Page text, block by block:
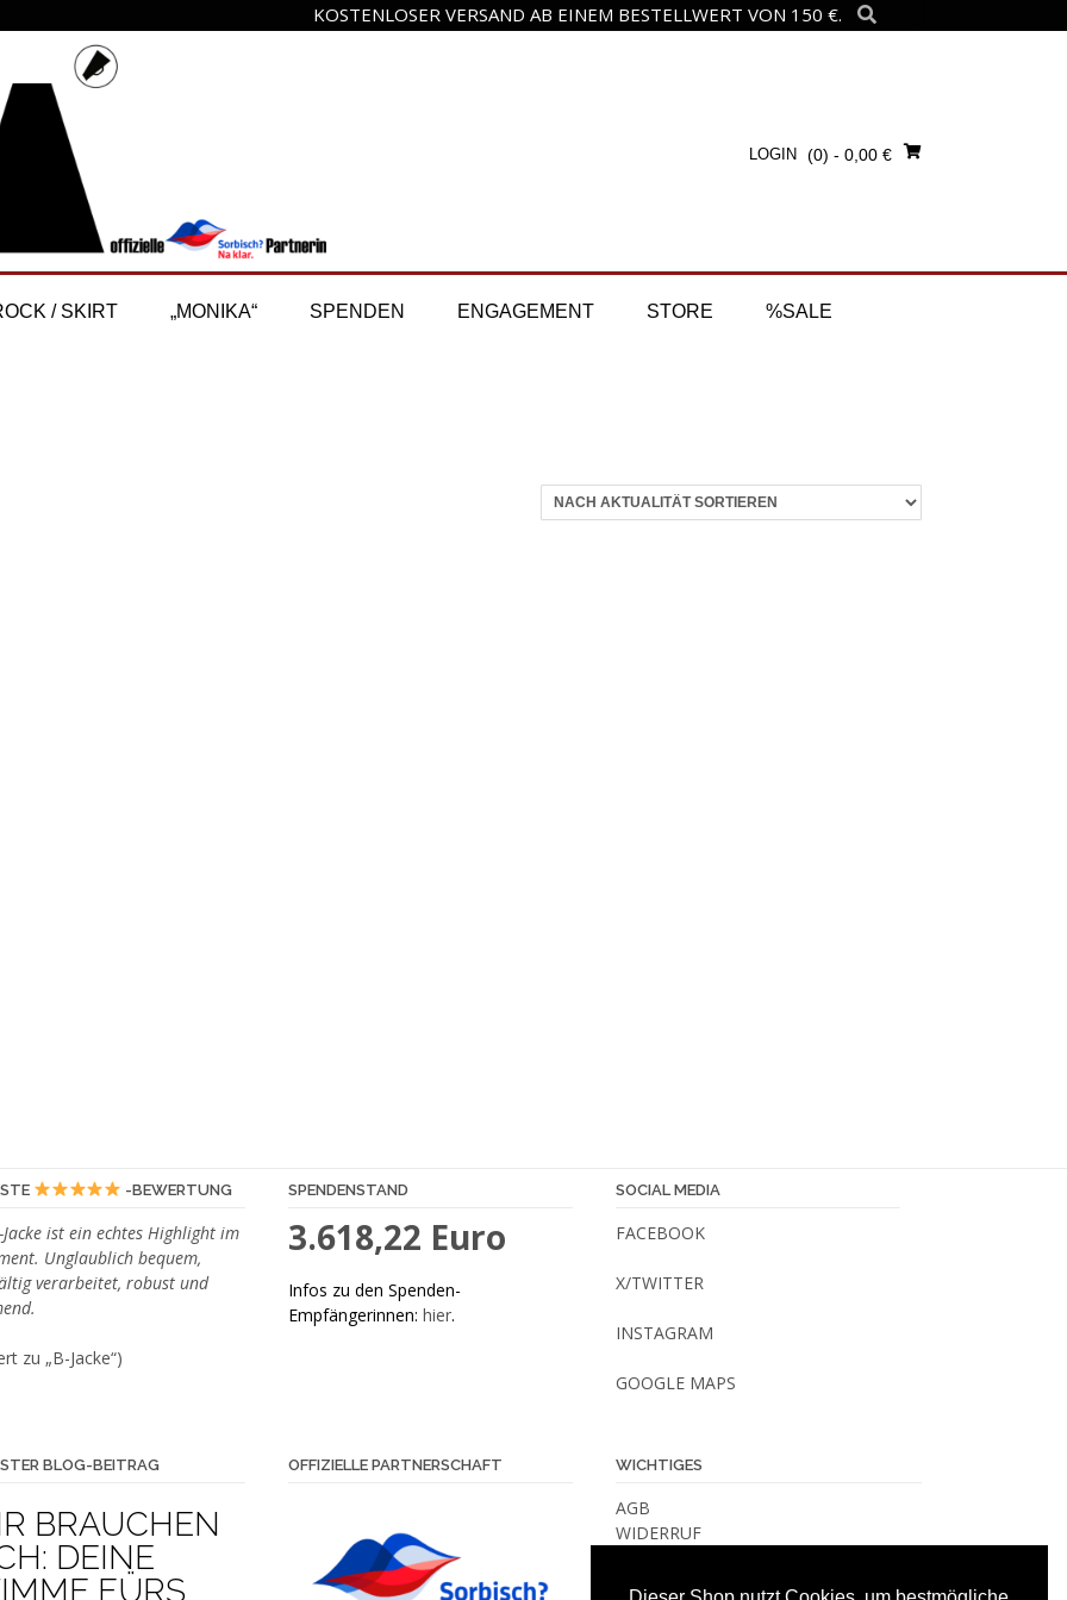
KOSTENLOSER VERSAND AB EINEM BESTELLWERT VON 150 €.
LOGIN (0) - 0,00 €
/ SKIRT „MONIKA“ SPENDEN ENGAGEMENT STORE %SALE
-BEWERTUNG
Jacke ist ein echtes Highlight im
Unglaublich bequem,
verarbeitet, robust und
zu „B-Jacke“)
SPENDENSTAND
3.618,22 Euro
Infos zu den Spenden-
Empfängerinnen: hier.
SOCIAL MEDIA
FACEBOOK
X/TWITTER
INSTAGRAM
GOOGLE MAPS
BLOG-BEITRAG
BRAUCHEN
DEINE
FÜRS
OFFIZIELLE PARTNERSCHAFT WICHTIGES
AGB
WIDERRUF